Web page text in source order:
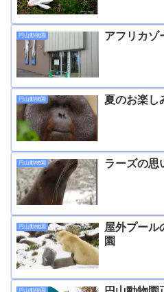
円山動物園 アフリカ
円山動物園 夏のお楽し
円山動物園 ラーズの思
円山動物園
屋外プール
園
円山動物園